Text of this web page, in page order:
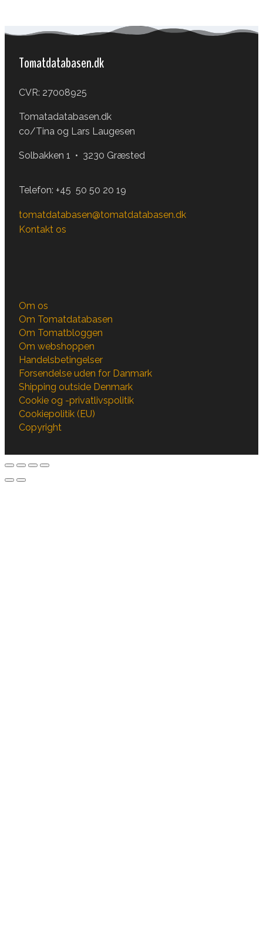
Tomatdatabasen.dk
CVR: 27008925
Tomatadatabasen.dk
co/Tina og Lars Laugesen
Solbakken 1 • 3230 Græsted
Telefon: +45 50 50 20 19
tomatdatabasen@tomatdatabasen.dk
Kontakt os
Om os
Om Tomatdatabasen
Om Tomatbloggen
Om webshoppen
Handelsbetingelser
Forsendelse uden for Danmark
Shipping outside Denmark
Cookie og -privatlivspolitik
Cookiepolitik (EU)
Copyright